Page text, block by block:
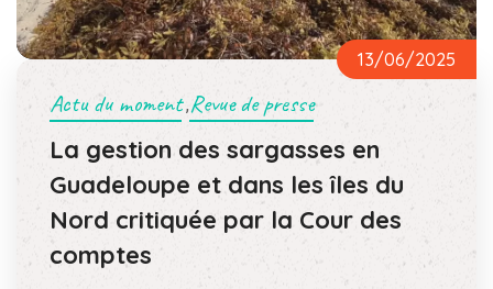
13/06/2025
Actu du moment,Revue de presse
La gestion des sargasses en
Guadeloupe et dans les îles du
Nord critiquée par la Cour des
comptes